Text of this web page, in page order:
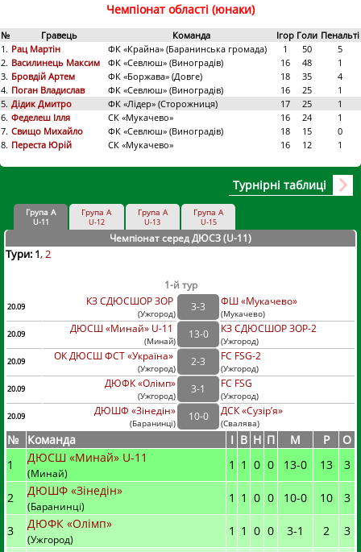
Чемпіонат області (юнаки)
№ Гравець Команда Ігор Голи Пенальті
1. Рац Мартін ФК «Крайна» (Баранинська громада) 1 50
5
2. Василинець Максим ФК «Севлюш» (Виноградів) 16 48
1
3. Бровдій Артем ФК «Боржава» (Довге) 18 35
4
4. Поган Владислав ФК «Севлюш» (Виноградів) 16 25
1
5. Дідик Дмитро ФК «Лідер» (Сторожниця) 17 25
1
6. Феделеш Ілля СК «Мукачево» 16 24
1
7. Свищо Михайло ФК «Севлюш» (Виноградів) 18 15
0
8. Переста Юрій СК «Мукачево» 16 12 1
Турнірні таблиці
Група А
U-11
Група А
U-12
Група А
U-13
Група А
U-15
Чемпіонат серед ДЮСЗ (U-11)
Тури: 1 2
1-й тур
20.09 КЗ СДЮСШОР ЗОР
(Ужгород)
3-3 ФШ «Мукачево»
(Мукачево)
20.09
ДЮСШ «Минай» U-11
(Минай)
13-0 КЗ СДЮСШОР ЗОР-2
(Ужгород)
20.09
ОК ДЮСШ ФСТ «Україна»
(Ужгород)
2-3 FC FSG-2
(Ужгород)
20.09
ДЮФК «Олімп»
(Ужгород)
3-1 FC FSG
(Ужгород)
20.09
ДЮШФ «Зінедін»
(Баранинці)
10-0 ДСК «Сузір’я»
(Свалява)
№ Команда I В Н П М Р
О
1
ДЮСШ «Минай» U-11
(Минай)
1 1 0 0 13-0 13 3
2 ДЮШФ «Зінедін»
(Баранинці)
1 1 0 0 10-0 10 3
3 ДЮФК «Олімп»
(Ужгород)
1 1 0 0 3-1 2
3